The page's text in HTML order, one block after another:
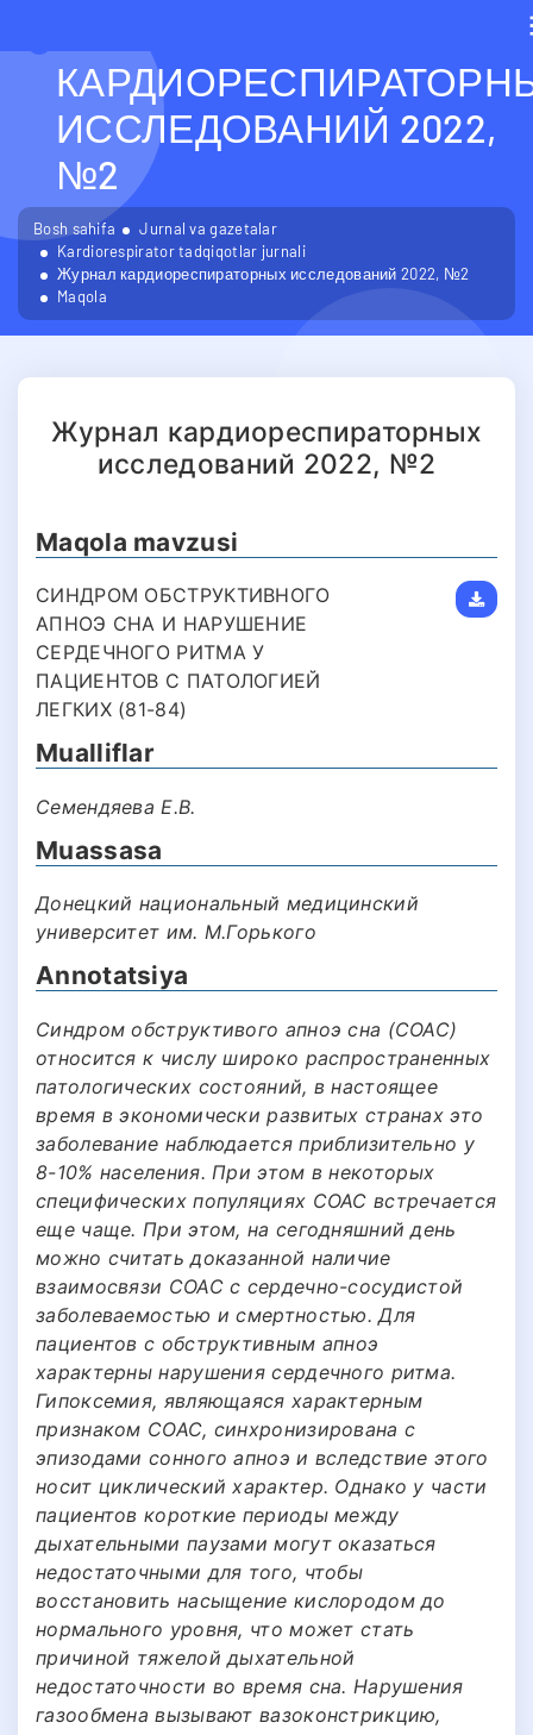
ИССЛЕДОВАНИЙ 2022,
№2
Bosh sahifa
Jurnal va gazetalar
Kardiorespirator tadqiqotlar jurnali
Журнал кардиореспираторных исследований 2022, №2
Maqola
Журнал кардиореспираторных
исследований 2022, №2
Maqola mavzusi
СИНДРОМ ОБСТРУКТИВНОГО
АПНОЭ СНА И НАРУШЕНИЕ
СЕРДЕЧНОГО РИТМА У
ПАЦИЕНТОВ С ПАТОЛОГИЕЙ
ЛЕГКИХ (81-84)
Mualliflar
Семендяева Е.В.
Muassasa
Донецкий национальный медицинский
университет им. М.Горького
Annotatsiya
Синдром обструктивого апноэ сна (СОАС)
относится к числу широко распространенных
патологических состояний, в настоящее
время в экономически развитых странах это
заболевание наблюдается приблизительно у
8-10% населения. При этом в некоторых
специфических популяциях СОАС встречается
еще чаще. При этом, на сегодняшний день
можно считать доказанной наличие
взаимосвязи СОАС с сердечно-сосудистой
заболеваемостью и смертностью. Для
пациентов с обструктивным апноэ
характерны нарушения сердечного ритма.
Гипоксемия, являющаяся характерным
признаком СОАС, синхронизирована с
эпизодами сонного апноэ и вследствие этого
носит циклический характер. Однако у части
пациентов короткие периоды между
дыхательными паузами могут оказаться
недостаточными для того, чтобы
восстановить насыщение кислородом до
нормального уровня, что может стать
причиной тяжелой дыхательной
недостаточности во время сна. Нарушения
газообмена вызывают вазоконстрикцию,